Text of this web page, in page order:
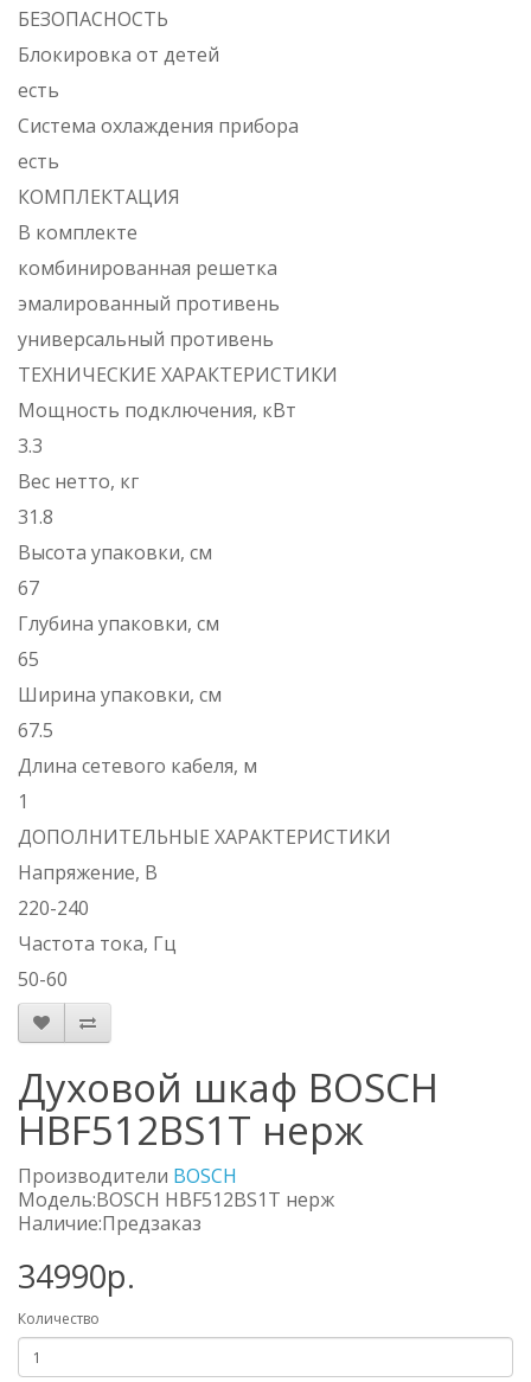
БЕЗОПАСНОСТЬ
Блокировка от детей
есть
Система охлаждения прибора
есть
КОМПЛЕКТАЦИЯ
В комплекте
комбинированная решетка
эмалированный противень
универсальный противень
ТЕХНИЧЕСКИЕ ХАРАКТЕРИСТИКИ
Мощность подключения, кВт
3.3
Вес нетто, кг
31.8
Высота упаковки, см
67
Глубина упаковки, см
65
Ширина упаковки, см
67.5
Длина сетевого кабеля, м
1
ДОПОЛНИТЕЛЬНЫЕ ХАРАКТЕРИСТИКИ
Напряжение, В
220-240
Частота тока, Гц
50-60
Духовой шкаф BOSCH
HBF512BS1T нерж
Производители BOSСH
Модель:BOSCH HBF512BS1T нерж
Наличие:Предзаказ
34990р.
Количество